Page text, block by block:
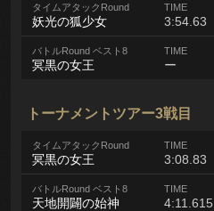
タイムアタックRound
妖光の狐少女
TIME
3:54.63
バトルRound ベスト8
冥黒の女王
TIME
ー
トーナメントツアー3戦目
タイムアタックRound
冥黒の女王
TIME
3:08.83
バトルRound ベスト8
天地開闢の始神
TIME
4:11.615